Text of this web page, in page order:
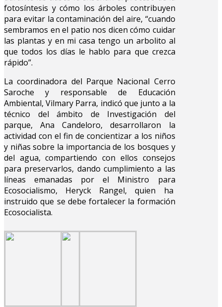
fotosíntesis y cómo los árboles contribuyen
para evitar la contaminación del aire, “cuando
sembramos en el patio nos dicen cómo cuidar
las plantas y en mi casa tengo un arbolito al
que todos los días le hablo para que crezca
rápido”.
La coordinadora del Parque Nacional Cerro
Saroche y responsable de Educación
Ambiental, Vilmary Parra, indicó que junto a la
técnico del ámbito de Investigación del
parque, Ana Candeloro, desarrollaron la
actividad con el fin de concientizar a los niños
y niñas sobre la importancia de los bosques y
del agua, compartiendo con ellos consejos
para preservarlos, dando cumplimiento a las
líneas emanadas por el Ministro para
Ecosocialismo, Heryck Rangel, quien ha
instruido que se debe fortalecer la formación
Ecosocialista.